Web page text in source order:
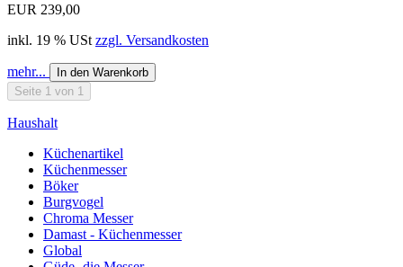
EUR 239,00
inkl. 19 % USt zzgl. Versandkosten
mehr...
In den Warenkorb
Seite 1 von 1
Haushalt
Küchenartikel
Küchenmesser
Böker
Burgvogel
Chroma Messer
Damast - Küchenmesser
Global